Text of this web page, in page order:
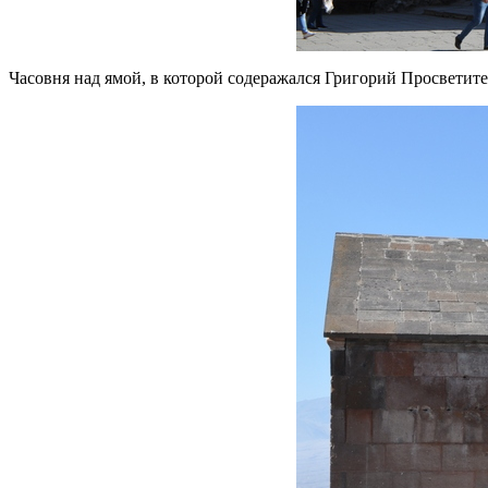
Часовня над ямой, в которой содеражался Григорий